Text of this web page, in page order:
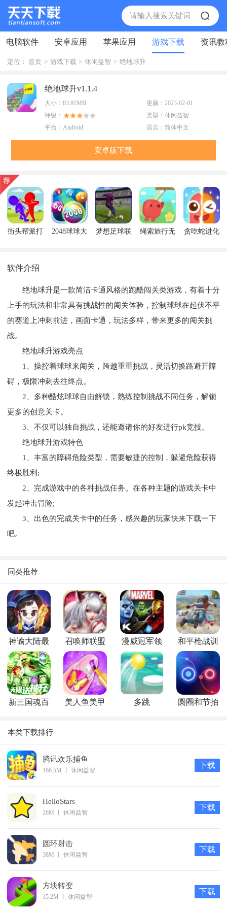
电脑软件 安卓应用 苹果应用 游戏下载 资讯教
定位： 首页 > 游戏下载 > 休闲益智 > 绝地球升
绝地球升v1.1.4
大小： 83.91MB 更新： 2023-02-01
评级：
类型： 休闲益智
平台： Android 语言： 简体中文
安卓版下载
街头帮派打
2048球球大
梦想足球联
绳索旅行无
贪吃蛇进化
软件介绍
绝地球升是一款简洁卡通风格的跑酷闯关类游戏，有着十分
上手的玩法和非常具有挑战性的闯关体验，控制球球在起伏不平
的赛道上冲刺前进，画面卡通，玩法多样，带来更多的闯关挑
战。
绝地球升游戏亮点
1、操控着球球来闯关，跨越重重挑战，灵活切换路避开障
碍，极限冲刺去往终点。
2、多种酷炫球球自由解锁，熟练控制挑战不同任务，解锁
更多的创意关卡。
3、不仅可以独自挑战，还能邀请你的好友进行pk竞技。
绝地球升游戏特色
1、丰富的障碍危险类型，需要敏捷的控制，躲避危险获得
终极胜利;
2、完成游戏中的各种挑战任务。在各种主题的游戏关卡中
发起冲击冒险;
3、出色的完成关卡中的任务，感兴趣的玩家快来下载一下
吧。
同类推荐
神谕大陆最
新版
召唤师联盟
最新版
漫威冠军领
域国际服
和平枪战训
练
新三国魂百
美人鱼美甲 多跳 圆圈和节拍
本类下载排行
腾讯欢乐捕鱼
166.5M 休闲益智
下载
HelloStars
26M 休闲益智
下载
圆环射击
38M 休闲益智
下载
方块转变
15.2M 休闲益智
下载